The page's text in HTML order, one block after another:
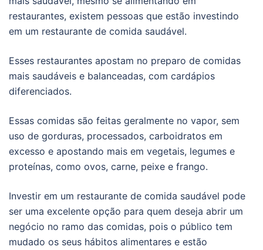
restaurantes, existem pessoas que estão investindo
em um restaurante de comida saudável.
Esses restaurantes apostam no preparo de comidas
mais saudáveis e balanceadas, com cardápios
diferenciados.
Essas comidas são feitas geralmente no vapor, sem
uso de gorduras, processados, carboidratos em
excesso e apostando mais em vegetais, legumes e
proteínas, como ovos, carne, peixe e frango.
Investir em um restaurante de comida saudável pode
ser uma excelente opção para quem deseja abrir um
negócio no ramo das comidas, pois o público tem
mudado os seus hábitos alimentares e estão